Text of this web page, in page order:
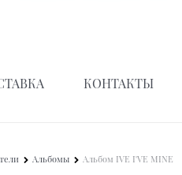
КОНТАКТЫ
Альбомы Альбом IVE I'VE MINE